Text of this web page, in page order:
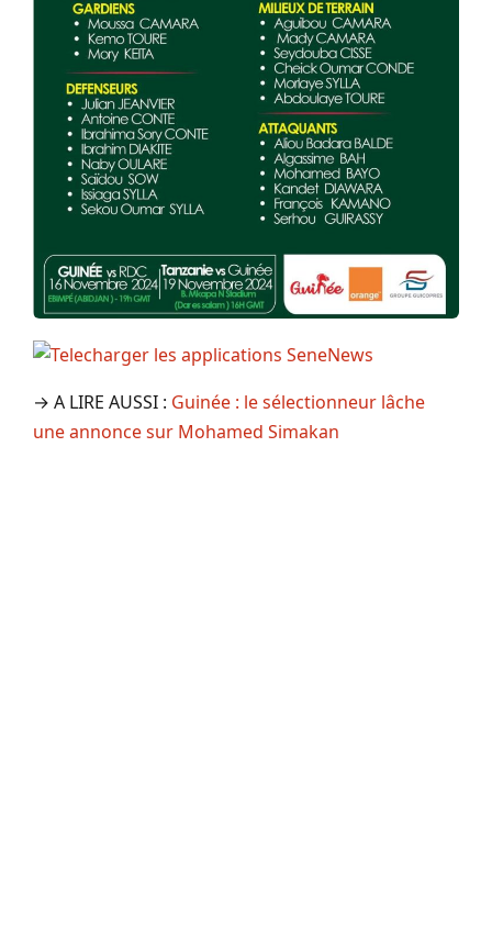
→ A LIRE AUSSI : Guinée : le sélectionneur lâche
une annonce sur Mohamed Simakan